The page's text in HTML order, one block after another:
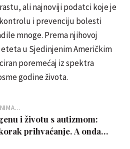
ali najnoviji podatci koje je
i prevenciju bolesti
mnoge. Prema njihovoj
u Sjedinjenim Američkim
poremećaj iz spektra
godine života.
i životu s autizmom:
prihvaćanje. A onda
jer - nema vremena'